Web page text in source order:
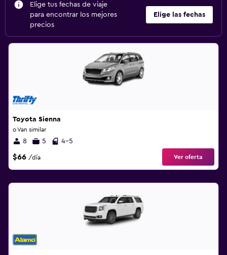
Elige tus fechas de viaje
para encontrar los mejores
precios
Elige las fechas
Toyota Sienna
o Van similar
8 5 4-5
$66 /día Ver oferta